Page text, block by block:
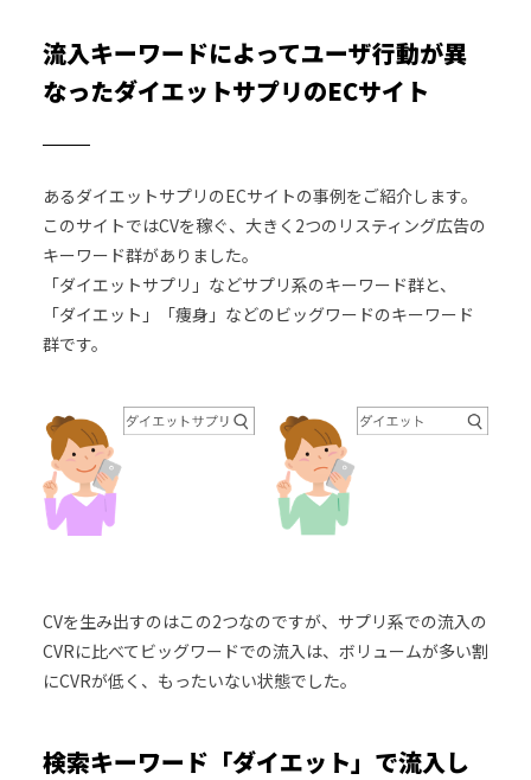
流入キーワードによってユーザ行動が異
なったダイエットサプリのECサイト
あるダイエットサプリのECサイトの事例をご紹介します。
このサイトではCVを稼ぐ、大きく2つのリスティング広告の
キーワード群がありました。
「ダイエットサプリ」などサプリ系のキーワード群と、
「ダイエット」「痩身」などのビッグワードのキーワード
群です。
CVを生み出すのはこの2つなのですが、サプリ系での流入の
CVRに比べてビッグワードでの流入は、ボリュームが多い割
にCVRが低く、もったいない状態でした。
検索キーワード「ダイエット」で流入し